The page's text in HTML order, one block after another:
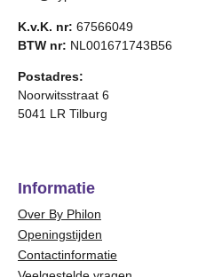
K.v.K. nr: 67566049
BTW nr: NL001671743B56
Postadres:
Noorwitsstraat 6
5041 LR Tilburg
Informatie
Over By Philon
Openingstijden
Contactinformatie